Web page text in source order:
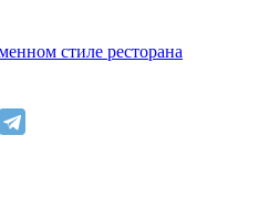
стиле ресторана